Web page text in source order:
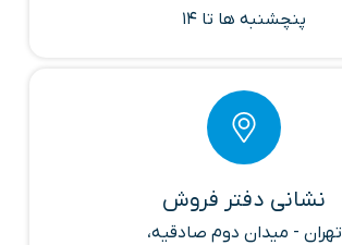
پنچشنبه ها تا 14
نشانی دفتر فروش
تهران - میدان دوم صادقیه،